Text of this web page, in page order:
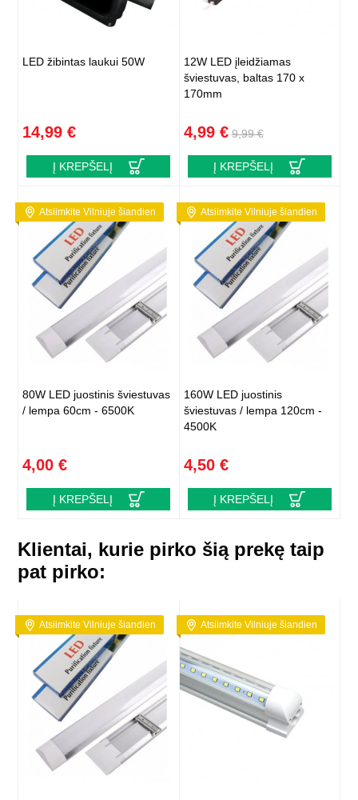
LED žibintas laukui 50W
14,99 €
Į KREPŠELĮ
12W LED įleidžiamas
šviestuvas, baltas 170 x
170mm
4,99 € 9,99 €
Į KREPŠELĮ
Atsiimkite Vilniuje šiandien
80W LED juostinis šviestuvas
/ lempa 60cm - 6500K
4,00 €
Į KREPŠELĮ
Atsiimkite Vilniuje šiandien
160W LED juostinis
šviestuvas / lempa 120cm -
4500K
4,50 €
Į KREPŠELĮ
Klientai, kurie pirko šią prekę taip
pat pirko:
Atsiimkite Vilniuje šiandien Atsiimkite Vilniuje šiandien